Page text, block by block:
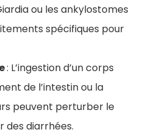
ou les ankylostomes
spécifiques pour
: L’ingestion d’un corps
de l’intestin ou la
peuvent perturber le
des diarrhées.